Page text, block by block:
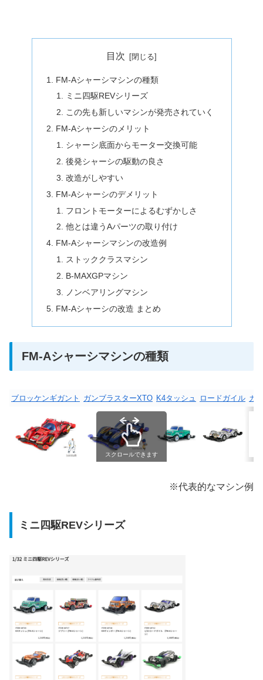
目次
FM-Aシャーシマシンの種類
ミニ四駆REVシリーズ
この先も新しいマシンが発売されていく
FM-Aシャーシのメリット
シャーシ底面からモーター交換可能
後発シャーシの駆動の良さ
改造がしやすい
FM-Aシャーシのデメリット
フロントモーターによるむずかしさ
他とは違うAパーツの取り付け
FM-Aシャーシマシンの改造例
ストッククラスマシン
B-MAXGPマシン
ノンベアリングマシン
FM-Aシャーシの改造 まとめ
FM-Aシャーシマシンの種類
ブロッケンギガント ガンブラスターXTO K4タッシュ ロードガイル カ
スクロールできます
※代表的なマシン例
ミニ四駆REVシリーズ